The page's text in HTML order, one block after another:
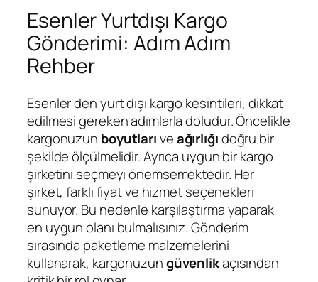
Esenler Yurtdışı Kargo
Gönderimi: Adım Adım
Rehber
Esenler den yurt dışı kargo kesintileri, dikkat
edilmesi gereken adımlarla doludur. Öncelikle
kargonuzun boyutlarıveağırlığıdoğru bir
şekilde ölçülmelidir. Ayrıca uygun bir kargo
şirketini seçmeyi önemsemektedir. Her
şirket, farklı fiyat ve hizmet seçenekleri
sunuyor. Bu nedenle karşılaştırma yaparak
en uygun olanı bulmalısınız. Gönderim
sırasında paketleme malzemelerini
kullanarak, kargonuzungüvenlikaçısından